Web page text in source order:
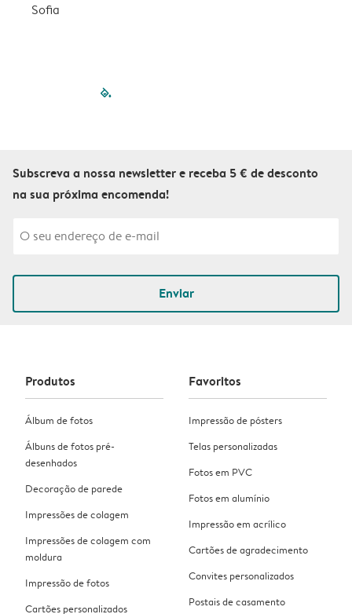
Sofia
filled-pagination
Subscreva a nossa newsletter e receba 5 € de desconto
na sua próxima encomenda!
Enviar
Produtos
Álbum de fotos
Álbuns de fotos pré-
desenhados
Decoração de parede
Impressões de colagem
Impressões de colagem com
moldura
Impressão de fotos
Cartões personalizados
Favoritos
Impressão de pósters
Telas personalizadas
Fotos em PVC
Fotos em alumínio
Impressão em acrílico
Cartões de agradecimento
Convites personalizados
Postais de casamento